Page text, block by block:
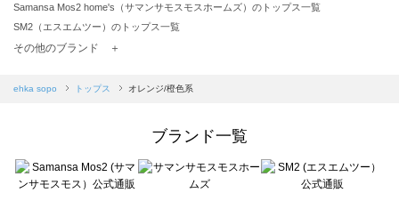
Samansa Mos2 home's（サマンサモスモスホームズ）のトップス一覧
SM2（エスエムツー）のトップス一覧
TSUHARU by Samansa Mos2（ツハルバイサマンサモスモス）のトップス一覧
Samansa Mos2 blue（サマンサモスモス ブルー）のトップス一覧
sō4ū（ソウフォーユー）のトップス一覧
Te chichi（テチチ）のトップス一覧
Te chichi CLASSIC（テチチ クラシック）のトップス一覧
その他のブランド ＋
ehka sopo トップス オレンジ/橙色系
ブランド一覧